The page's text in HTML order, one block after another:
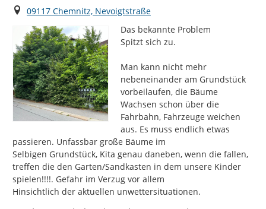
Ort
09117 Chemnitz, Nevoigtstraße
Das bekannte Problem
Spitzt sich zu.
Man kann nicht mehr
nebeneinander am Grundstück
vorbeilaufen, die Bäume
Wachsen schon über die
Fahrbahn, Fahrzeuge weichen
aus. Es muss endlich etwas
passieren. Unfassbar große Bäume im
Selbigen Grundstück, Kita genau daneben, wenn die fallen,
treffen die den Garten/Sandkasten in dem unsere Kinder
spielen!!!!. Gefahr im Verzug vor allem
Hinsichtlich der aktuellen unwettersituationen.